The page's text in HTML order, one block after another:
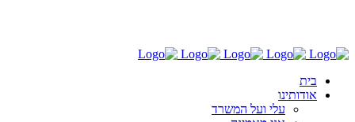
בית
אודותינו
עלי ועל המשרד